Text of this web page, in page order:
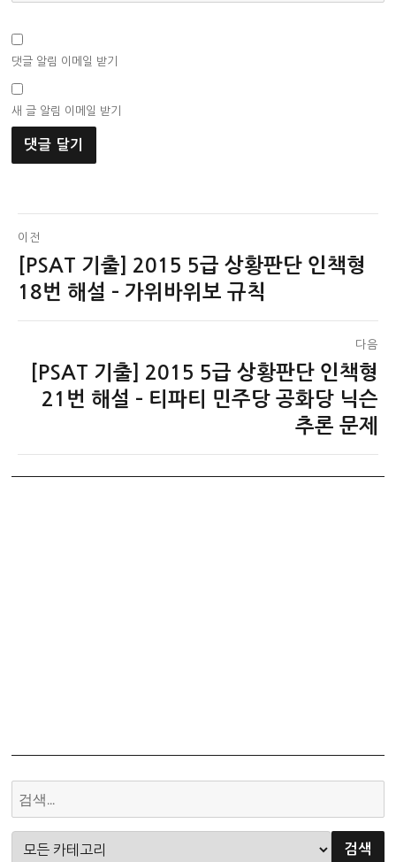
댓글 알림 이메일 받기
새 글 알림 이메일 받기
글
탐
색
이전
이
전
[PSAT 기출] 2015 5급 상황판단 인책형
18번 해설 – 가위바위보 규칙
다음
[PSAT 기출] 2015 5급 상황판단 인책형
21번 해설 – 티파티 민주당 공화당 닉슨
추론 문제